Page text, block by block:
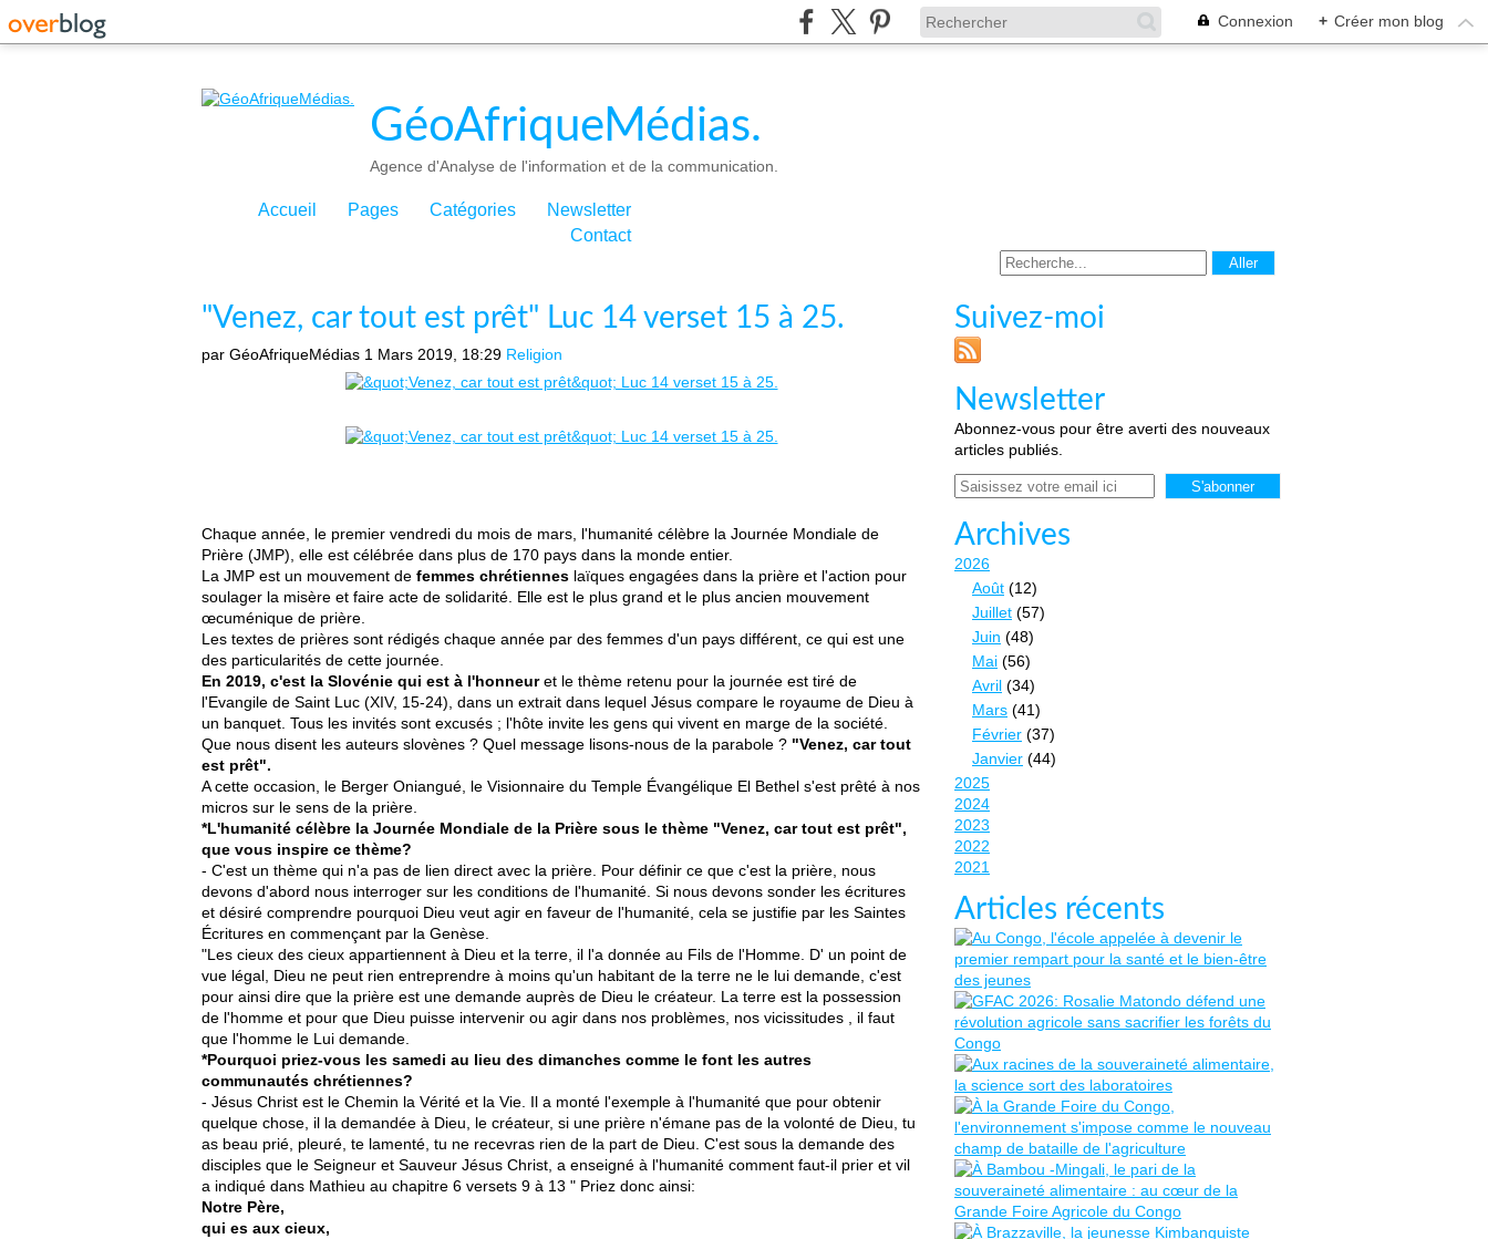
Connexion + Créer mon blog
GéoAfriqueMédias.
Agence d'Analyse de l'information et de la communication.
Accueil Pages Catégories
Newsletter
Contact
"Venez, car tout est prêt" Luc 14 verset 15 à 25.
par GéoAfriqueMédias 1 Mars 2019, 18:29 Religion
Chaque année, le premier vendredi du mois de mars, l'humanité célèbre la Journée Mondiale de
Prière (JMP), elle est célébrée dans plus de 170 pays dans la monde entier.
La JMP est un mouvement de femmes chrétiennes laïques engagées dans la prière et l'action pour
soulager la misère et faire acte de solidarité. Elle est le plus grand et le plus ancien mouvement
œcuménique de prière.
Les textes de prières sont rédigés chaque année par des femmes d'un pays différent, ce qui est une
des particularités de cette journée.
En 2019, c'est la Slovénie qui est à l'honneuret le thème retenu pour la journée est tiré de
l'Evangile de Saint Luc (XIV, 15-24), dans un extrait dans lequel Jésus compare le royaume de Dieu à
un banquet. Tous les invités sont excusés ; l'hôte invite les gens qui vivent en marge de la société.
Que nous disent les auteurs slovènes ? Quel message lisons-nous de la parabole ? "Venez, car tout
est prêt".
A cette occasion, le Berger Oniangué, le Visionnaire du Temple Évangélique El Bethel s'est prêté à nos
micros sur le sens de la prière.
*L'humanité célèbre la Journée Mondiale de la Prière sous le thème "Venez, car tout est prêt",
que vous inspire ce thème?
- C'est un thème qui n'a pas de lien direct avec la prière. Pour définir ce que c'est la prière, nous
devons d'abord nous interroger sur les conditions de l'humanité. Si nous devons sonder les écritures
et désiré comprendre pourquoi Dieu veut agir en faveur de l'humanité, cela se justifie par les Saintes
Écritures en commençant par la Genèse.
"Les cieux des cieux appartiennent à Dieu et la terre, il l'a donnée au Fils de l'Homme. D' un point de
vue légal, Dieu ne peut rien entreprendre à moins qu'un habitant de la terre ne le lui demande, c'est
pour ainsi dire que la prière est une demande auprès de Dieu le créateur. La terre est la possession
de l'homme et pour que Dieu puisse intervenir ou agir dans nos problèmes, nos vicissitudes , il faut
que l'homme le Lui demande.
*Pourquoi priez-vous les samedi au lieu des dimanches comme le font les autres
communautés chrétiennes?
- Jésus Christ est le Chemin la Vérité et la Vie. Il a monté l'exemple à l'humanité que pour obtenir
quelque chose, il la demandée à Dieu, le créateur, si une prière n'émane pas de la volonté de Dieu, tu
as beau prié, pleuré, te lamenté, tu ne recevras rien de la part de Dieu. C'est sous la demande des
disciples que le Seigneur et Sauveur Jésus Christ, a enseigné à l'humanité comment faut-il prier et vil
a indiqué dans Mathieu au chapitre 6 versets 9 à 13 " Priez donc ainsi:
Notre Père,
qui es aux cieux,
Suivez-moi
Newsletter
Abonnez-vous pour être averti des nouveaux
articles publiés.
Email
Archives
2026
Août (12)
Juillet (57)
Juin (48)
Mai (56)
Avril (34)
Mars (41)
Février (37)
Janvier (44)
2025
2024
2023
2022
2021
Articles récents